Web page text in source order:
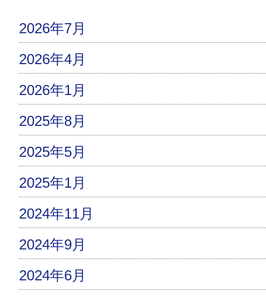
2026年7月
2026年4月
2026年1月
2025年8月
2025年5月
2025年1月
2024年11月
2024年9月
2024年6月